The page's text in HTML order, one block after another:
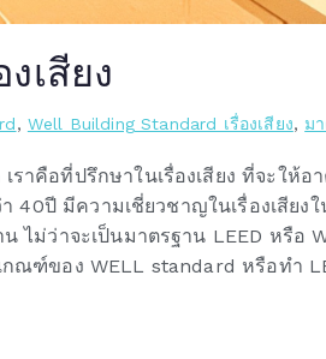
เสียง
, Well Building Standard เรื่องเสียง, ม
คือที่ปรึกษาในเรื่องเสียง ที่จะให้
ปี มีความเชี่ยวชาญในเรื่องเสีย
ม่ว่าจะเป็นมาตรฐาน LEED หรือ
ของ WELL standard หรือทำ